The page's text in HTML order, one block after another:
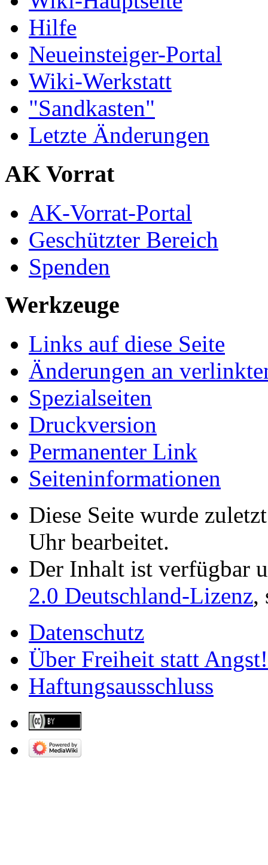
Hilfe
Neueinsteiger-Portal
Wiki-Werkstatt
"Sandkasten"
Letzte Änderungen
AK Vorrat
AK-Vorrat-Portal
Geschützter Bereich
Spenden
Werkzeuge
Links auf diese Seite
Änderungen an
Spezialseiten
Druckversion
Permanenter Link
Seiten­­informationen
Diese Seite wurde
Uhr bearbeitet.
Der Inhalt ist verfügbar
2.0 Deutschland-Lizenz,
Datenschutz
Über Freiheit statt Angst!
Haftungsausschluss